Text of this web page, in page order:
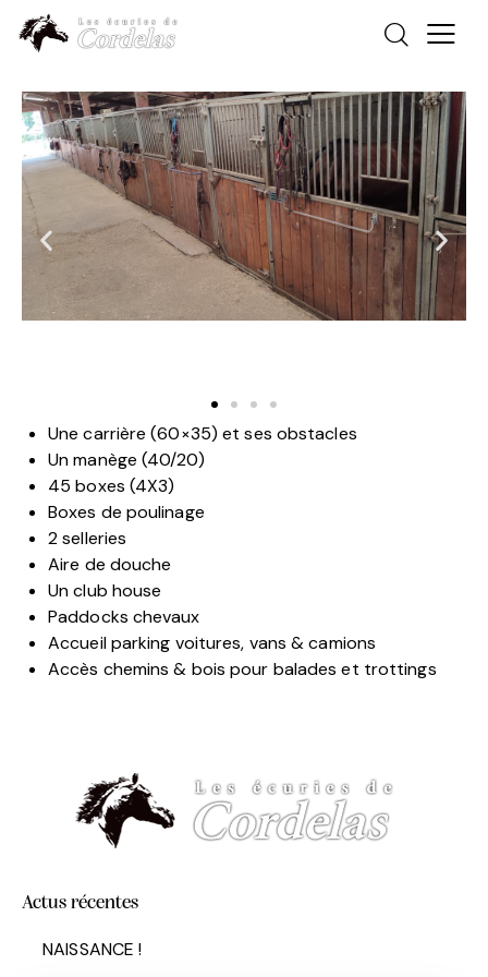
Une carrière (60×35) et ses obstacles
Un manège (40/20)
45 boxes (4X3)
Boxes de poulinage
2 selleries
Aire de douche
Un club house
Paddocks chevaux
Accueil parking voitures, vans & camions
Accès chemins & bois pour balades et trottings
Actus récentes
NAISSANCE !